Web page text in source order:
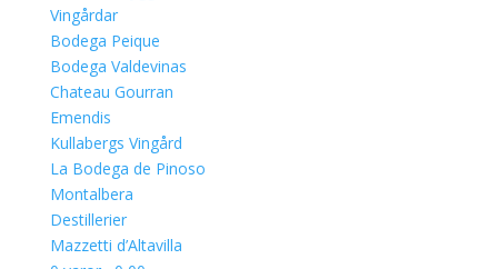
Vingårdar
Bodega Peique
Bodega Valdevinas
Chateau Gourran
Emendis
Kullabergs Vingård
La Bodega de Pinoso
Montalbera
Destillerier
Mazzetti d’Altavilla